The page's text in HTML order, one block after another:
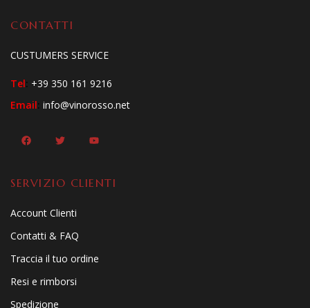
CONTATTI
CUSTUMERS SERVICE
Tel: +39 350 161 9216
Email: info@vinorosso.net
SERVIZIO CLIENTI
Account Clienti
Contatti & FAQ
Traccia il tuo ordine
Resi e rimborsi
Spedizione